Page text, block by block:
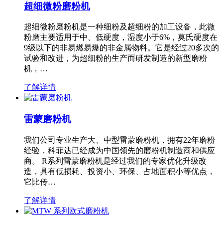
超细微粉磨粉机
超细微粉磨粉机是一种细粉及超细粉的加工设备，此微
粉磨主要适用于中、低硬度，湿度小于6%，莫氏硬度在
9级以下的非易燃易爆的非金属物料。它是经过20多次的
试验和改进，为超细粉的生产而研发制造的新型磨粉
机，…
了解详情
雷蒙磨粉机
我们公司专业生产大、中型雷蒙磨粉机，拥有22年磨粉
经验，科菲达已经成为中国领先的磨粉机制造商和供应
商。 R系列雷蒙磨粉机是经过我们的专家优化升级改
造，具有低损耗、投资小、环保、占地面积小等优点，
它比传…
了解详情